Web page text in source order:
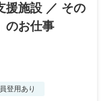
援施設 ／ その
のお仕事
登用あり